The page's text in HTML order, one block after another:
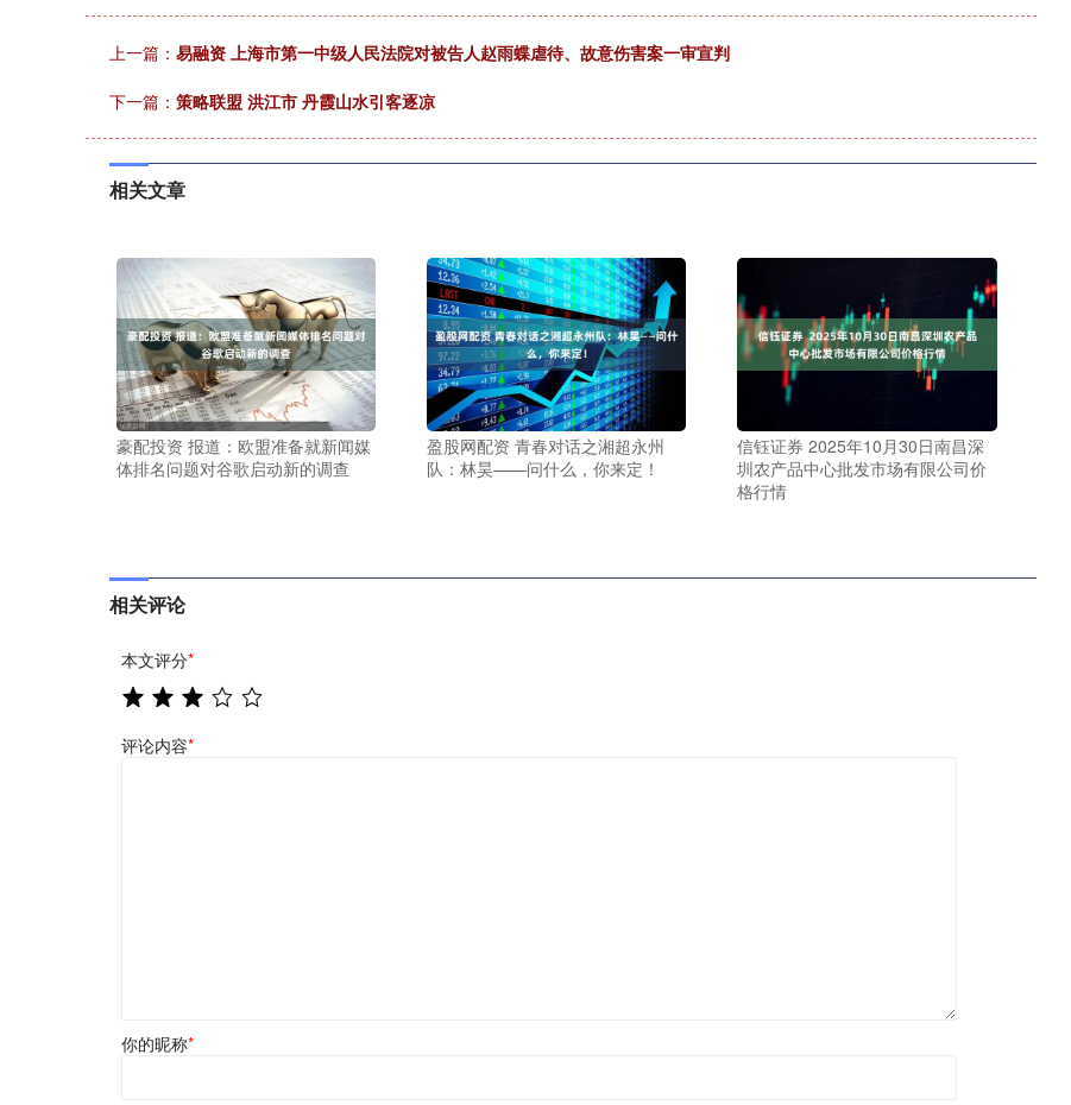
上一篇： 易融资 上海市第一中级人民法院对被告人赵雨蝶虐待、故意伤害案一审宣判
下一篇： 策略联盟 洪江市 丹霞山水引客逐凉
相关文章
豪配投资 报道：欧盟准备就新闻媒
体排名问题对谷歌启动新的调查
盈股网配资 青春对话之湘超永州
队：林昊——问什么，你来定！
信钰证券 2025年10月30日南昌深
圳农产品中心批发市场有限公司价
格行情
相关评论
本文评分*
评论内容*
你的昵称*